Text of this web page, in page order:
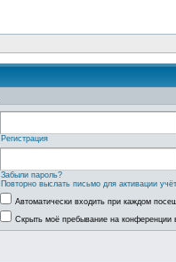
Регистрация
Забыли пароль?
Повторно выслать письмо для активации
Автоматически входить при каждом
Скрыть моё пребывание на конференции